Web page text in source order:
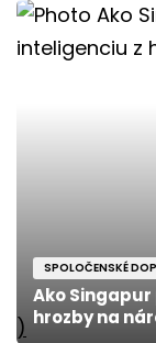
)
SPOLOČENSKÉ
Ako
hrozby na